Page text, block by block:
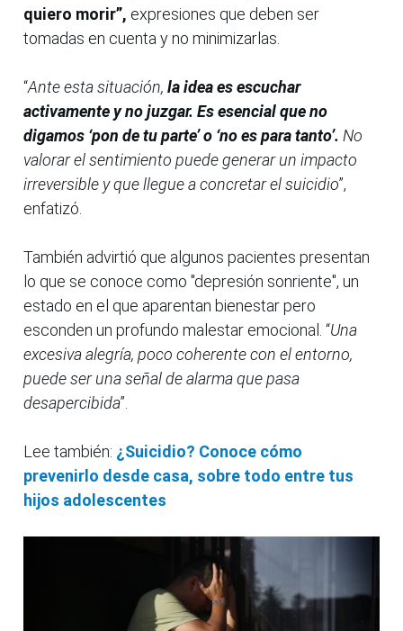
quiero morir”, expresiones que deben ser
tomadas en cuenta y no minimizarlas.
“Ante esta situación, la idea es escuchar
activamente y no juzgar. Es esencial que no
digamos ‘pon de tu parte’ o ‘no es para tanto’. No
valorar el sentimiento puede generar un impacto
irreversible y que llegue a concretar el suicidio”,
enfatizó.
También advirtió que algunos pacientes presentan
lo que se conoce como "depresión sonriente", un
estado en el que aparentan bienestar pero
esconden un profundo malestar emocional. “Una
excesiva alegría, poco coherente con el entorno,
puede ser una señal de alarma que pasa
desapercibida”.
Lee también: ¿Suicidio? Conoce cómo
prevenirlo desde casa, sobre todo entre tus
hijos adolescentes